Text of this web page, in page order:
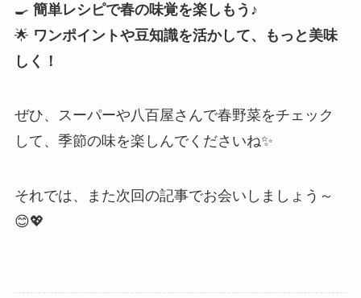
🍳 簡単レシピで春の味覚を楽しもう♪
🌟 ワンポイントや豆知識を活かして、もっと美味
しく！
ぜひ、スーパーや八百屋さんで春野菜をチェック
して、季節の味を楽しんでくださいね✨
それでは、また次回の記事でお会いしましょう～
😊💖